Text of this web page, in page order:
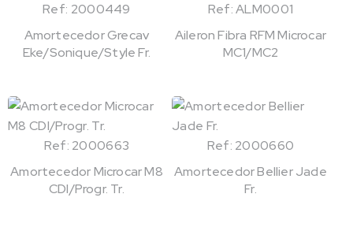
Ref: 2000449
Amortecedor Grecav
Eke/Sonique/Style Fr.
Ref: ALM0001
Aileron Fibra RFM Microcar
MC1/MC2
Ref: 2000663
Amortecedor Microcar M8
CDI/Progr. Tr.
Ref: 2000660
Amortecedor Bellier Jade
Fr.